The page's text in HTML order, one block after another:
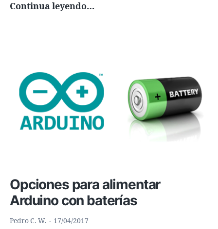
Continua leyendo…Meet
Opciones para alimentar
Arduino con baterías
Pedro C. W. 17/04/2017